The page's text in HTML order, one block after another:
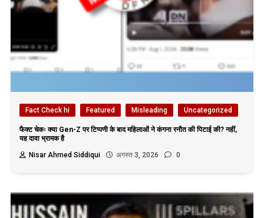
Fact Check hi Featured Misleading Uncategorized
फैक्ट चेकः क्या Gen-Z पर टिप्पणी के बाद महिलाओं ने कंगना रनौत की पिटाई की? नहीं,
यह दावा भ्रामक है
Nisar Ahmed Siddiqui
अगस्त 3, 2026 0